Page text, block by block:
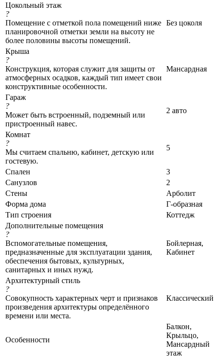
Цокольный этаж
?
Помещение с отметкой пола помещений ниже
планировочной отметки земли на высоту не
более половины высоты помещений.
Без цоколя
Крыша
?
Конструкция, которая служит для защиты от
атмосферных осадков, каждый тип имеет свои
конструктивные особенности.
Мансардная
Гараж
?
Может быть встроенный, подземный или
пристроенный навес.
2 авто
Комнат
?
Мы считаем спальню, кабинет, детскую или
гостевую.
5
Спален
3
Санузлов
2
Стены
Арболит
Форма дома
Г-образная
Тип строения
Коттедж
Дополнительные помещения
?
Вспомогательные помещения,
предназначенные для эксплуатации здания,
обеспечения бытовых, культурных,
санитарных и иных нужд.
Бойлерная,
Кабинет
Архитектурный стиль
?
Совокупность характерных черт и признаков
произведения архитектуры определённого
времени или места.
Классический
Особенности
Балкон,
Крыльцо,
Мансардный
этаж